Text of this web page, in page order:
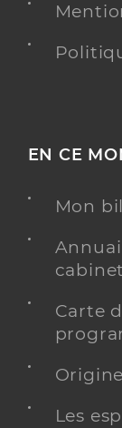
EN CE
Mon
Carte
Les